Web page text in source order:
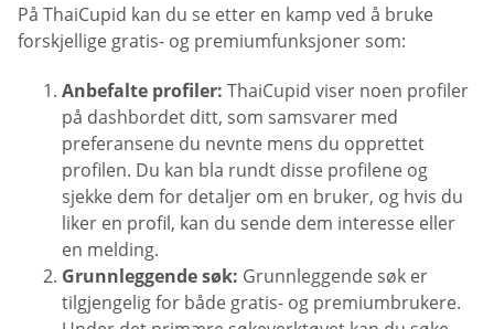
På ThaiCupid kan du se etter en kamp ved å bruke
forskjellige gratis- og premiumfunksjoner som:
Anbefalte profiler: ThaiCupid viser noen profiler
på dashbordet ditt, som samsvarer med
preferansene du nevnte mens du opprettet
profilen. Du kan bla rundt disse profilene og
sjekke dem for detaljer om en bruker, og hvis du
liker en profil, kan du sende dem interesse eller
en melding.
Grunnleggende søk: Grunnleggende søk er
tilgjengelig for både gratis- og premiumbrukere.